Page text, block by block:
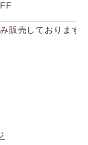
販売しております